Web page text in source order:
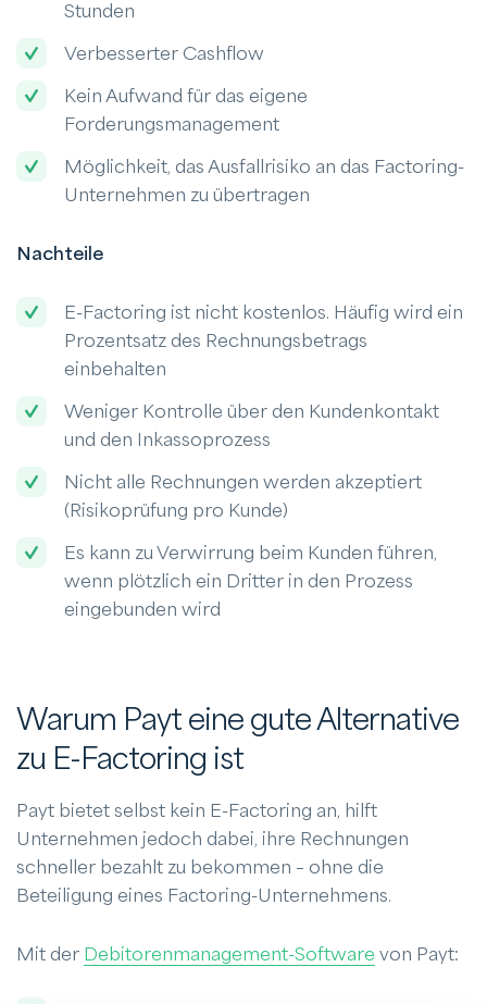
Stunden
Verbesserter Cashflow
Kein Aufwand für das eigene
Forderungsmanagement
Möglichkeit, das Ausfallrisiko an das Factoring-
Unternehmen zu übertragen
Nachteile
E-Factoring ist nicht kostenlos. Häufig wird ein
Prozentsatz des Rechnungsbetrags
einbehalten
Weniger Kontrolle über den Kundenkontakt
und den Inkassoprozess
Nicht alle Rechnungen werden akzeptiert
(Risikoprüfung pro Kunde)
Es kann zu Verwirrung beim Kunden führen,
wenn plötzlich ein Dritter in den Prozess
eingebunden wird
Warum Payt eine gute Alternative
zu E-Factoring ist
Payt bietet selbst kein E-Factoring an, hilft
Unternehmen jedoch dabei, ihre Rechnungen
schneller bezahlt zu bekommen – ohne die
Beteiligung eines Factoring-Unternehmens.
Mit der Debitorenmanagement-Software von Payt: